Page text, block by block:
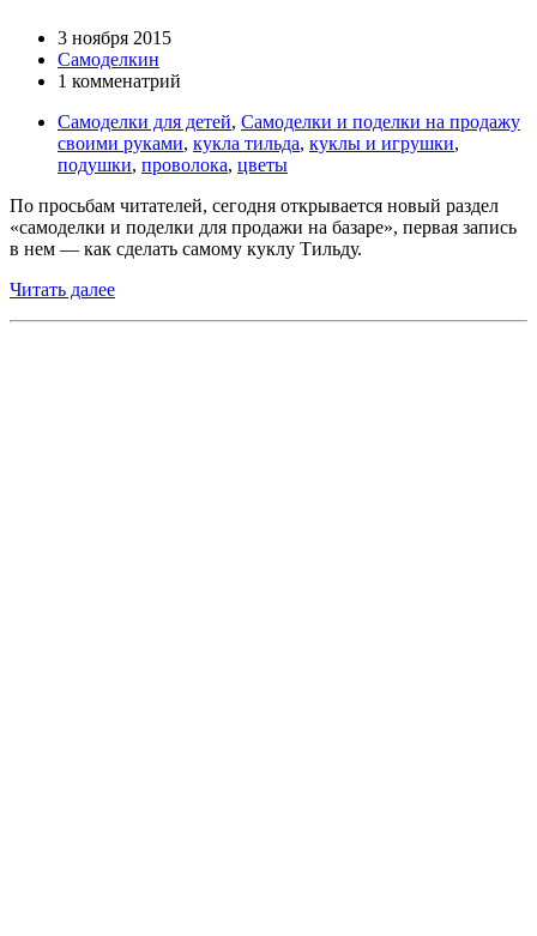
3 ноября 2015
Самоделкин
1 комменатрий
Самоделки для детей, Самоделки и поделки на продажу
своими руками, кукла тильда, куклы и игрушки,
подушки, проволока, цветы
По просьбам читателей, сегодня открывается новый раздел
«самоделки и поделки для продажи на базаре», первая запись
в нем — как сделать самому куклу Тильду.
Читать далее